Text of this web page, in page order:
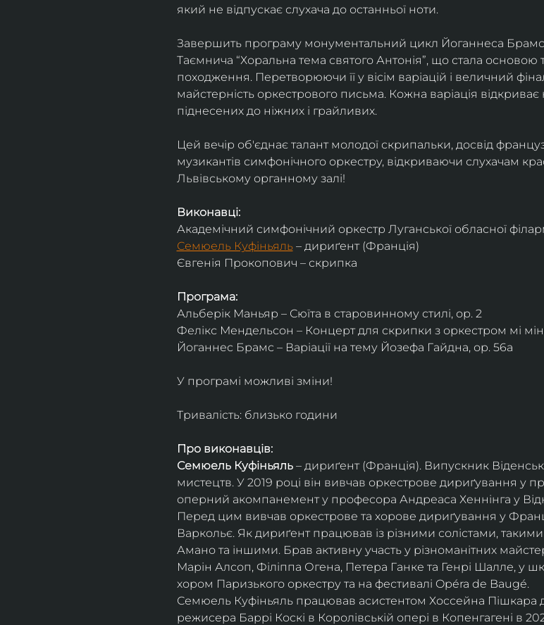
який не відпускає слухача до останньої ноти.
Завершить програму монументальний цикл Йоганнеса Брамса
Таємнича “Хоральна тема святого Антонія”, що стала основою
походження. Перетворюючи її у вісім варіацій і величний
майстерність оркестрового письма. Кожна варіація відкриває
піднесених до ніжних і грайливих.
Цей вечір об'єднає талант молодої скрипальки, досвід
музикантів симфонічного оркестру, відкриваючи слухачам
Львівському органному залі!
Виконавці:
Академічний симфонічний оркестр Луганської обласної
Семюель Куфіньяль – дириґент (Франція)
Євгенія Прокопович – скрипка
Програма:
Альберік Маньяр – Сюїта в старовинному стилі, ор. 2
Фелікс Мендельсон – Концерт для скрипки з оркестром мі
Йоганнес Брамс – Варіації на тему Йозефа Гайдна, ор. 56a
У програмі можливі зміни!
Тривалість: близько години
Про виконавців:
Семюель Куфіньяль – дириґент (Франція). Випускник
мистецтв. У 2019 році він вивчав оркестрове дириґування у
оперний акомпанемент у професора Андреаса Хеннінга у
Перед цим вивчав оркестрове та хорове дириґування у
Варкольє. Як дириґент працював із різними солістами,
Амано та іншими. Брав активну участь у різноманітних
Марін Алсоп, Філіппа Огена, Петера Ганке та Генрі Шалле, у
хором Паризького оркестру та на фестивалі Opéra de Baugé.
Семюель Куфіньяль працював асистентом Хоссейна Пішкара
режисера Баррі Коскі в Королівській опері в Копенгагені в